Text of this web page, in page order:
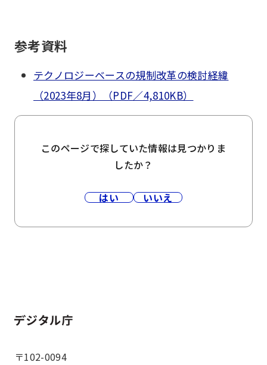
参考資料
テクノロジーベースの規制改革の検討経緯
（2023年8月）（PDF／4,810KB）
このページで探していた情報は見つかりま
したか？
はい いいえ
ホーム
〒102-0094